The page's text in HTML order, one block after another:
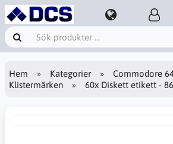
Hem Kategorier
Commodore
Klistermärken
60x Diskett etikett -